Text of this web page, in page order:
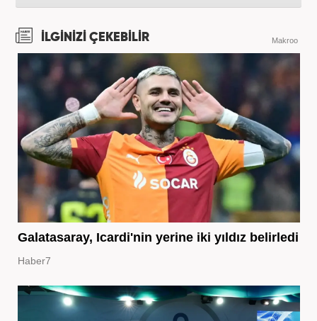
İLGİNİZİ ÇEKEBİLİR Makroo
Galatasaray, Icardi'nin yerine iki yıldız belirledi
Haber7